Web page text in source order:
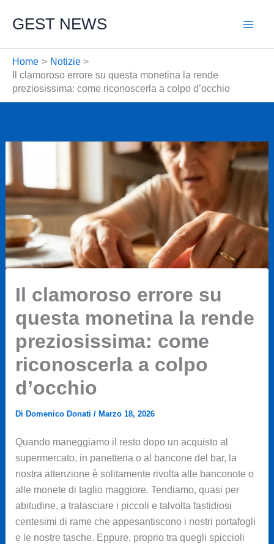
GEST NEWS
Home
Notizie
Il clamoroso errore su questa monetina la rende
preziosissima: come riconoscerla a colpo d’occhio
Il clamoroso errore su
questa monetina la rende
preziosissima: come
riconoscerla a colpo
d’occhio
Di Domenico Donati / Marzo 18, 2026
Quando maneggiamo il resto dopo un acquisto al
supermercato, in panetteria o al bancone del bar, la
nostra attenzione è solitamente rivolta alle banconote o
alle monete di taglio maggiore. Tendiamo, quasi per
abitudine, a tralasciare i piccoli e talvolta fastidiosi
centesimi di rame che appesantiscono i nostri portafogli
e le nostre tasche. Eppure, proprio tra quegli spiccioli